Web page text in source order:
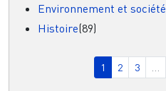
Environnement et société
Histoire(89)
Page courante
1 Page
2 Page
3